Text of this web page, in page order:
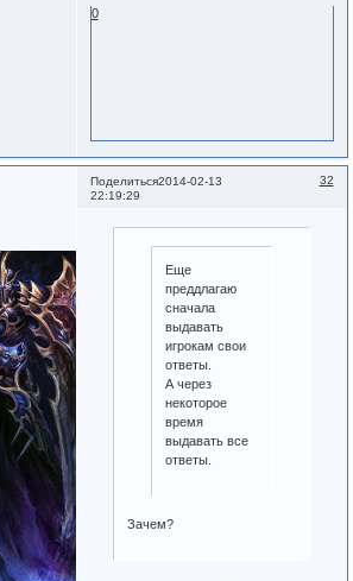
0
Поделиться 32
2014-02-13
22:19:29
Еще
преддлагаю
сначала
выдавать
игрокам свои
ответы.
А через
некоторое
время
выдавать все
ответы.
Зачем?